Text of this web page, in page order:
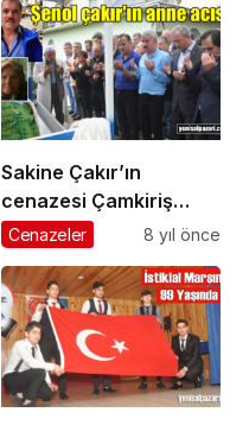
Sakine Çakır’ın
cenazesi Çamkiriş
Mahallesi’nde
Cenazeler 8 yıl önce